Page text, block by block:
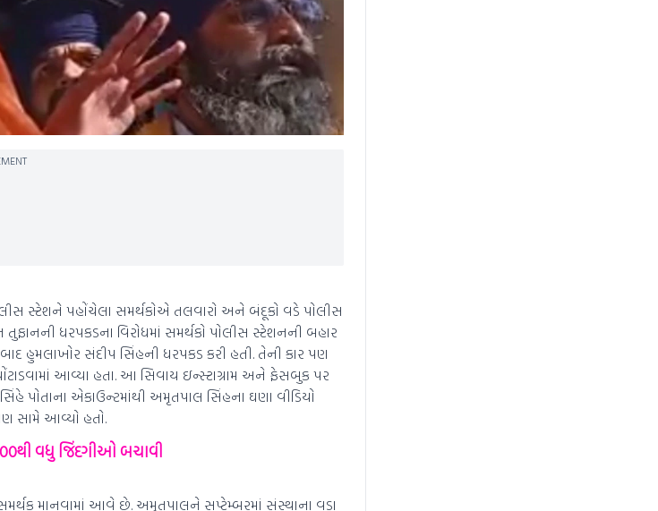
સ્ટેશને પહોંચેલા સમર્થકોએ તલવારો અને બંદૂકો વડે પોલીસ
ધરપકડના વિરોધમાં સમર્થકો પોલીસ સ્ટેશનની બહાર
હુમલાખોર સંદીપ સિંહની ધરપકડ કરી હતી. તેની કાર પણ
આવ્યા હતા. આ સિવાય ઇન્સ્ટાગ્રામ અને ફેસબુક પર
પોતાના એકાઉન્ટમાંથી અમૃતપાલ સિંહના ઘણા વીડિયો
સામે આવ્યો હતો.
વધુ જિંદગીઓ બચાવી
માનવામાં આવે છે. અમૃતપાલને સપ્ટેમ્બરમાં સંસ્થાના વડા